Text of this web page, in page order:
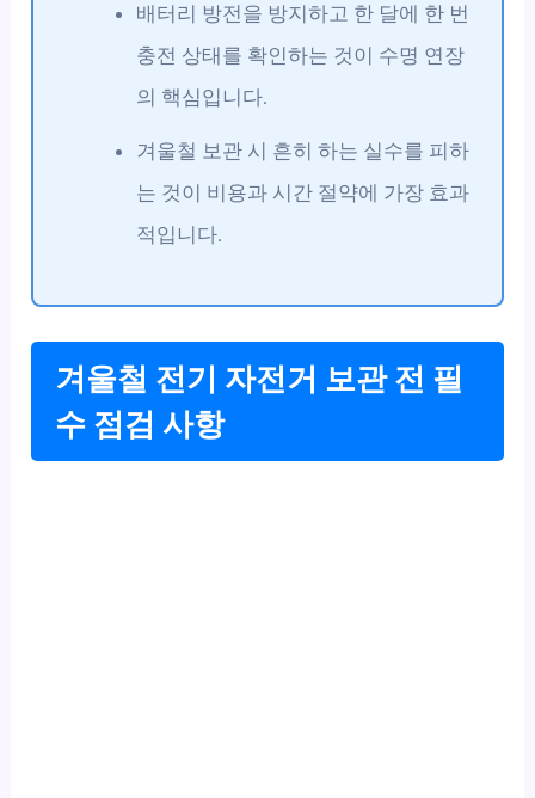
배터리 방전을 방지하고 한 달에 한 번
충전 상태를 확인하는 것이 수명 연장
의 핵심입니다.
겨울철 보관 시 흔히 하는 실수를 피하
는 것이 비용과 시간 절약에 가장 효과
적입니다.
겨울철 전기 자전거 보관 전 필
수 점검 사항